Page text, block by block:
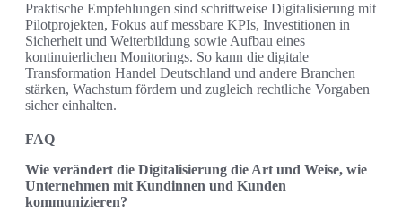
Praktische Empfehlungen sind schrittweise Digitalisierung mit
Pilotprojekten, Fokus auf messbare KPIs, Investitionen in
Sicherheit und Weiterbildung sowie Aufbau eines
kontinuierlichen Monitorings. So kann die digitale
Transformation Handel Deutschland und andere Branchen
stärken, Wachstum fördern und zugleich rechtliche Vorgaben
sicher einhalten.
FAQ
Wie verändert die Digitalisierung die Art und Weise, wie
Unternehmen mit Kundinnen und Kunden
kommunizieren?